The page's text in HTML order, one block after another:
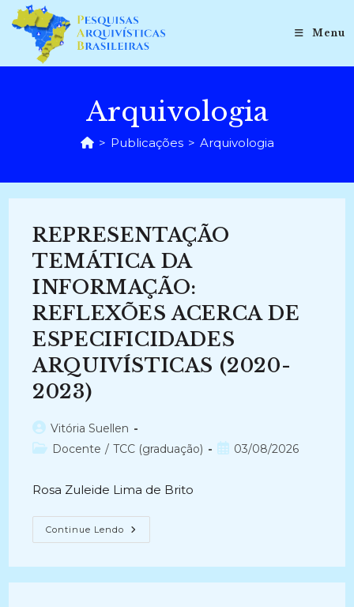
para
conteúdo
Menu
Arquivologia
> Publicações > Arquivologia
REPRESENTAÇÃO
TEMÁTICA DA
INFORMAÇÃO:
REFLEXÕES ACERCA DE
ESPECIFICIDADES
ARQUIVÍSTICAS (2020-
2023)
Autor
do
Vitória Suellen
Categoria
Docente / TCC (graduação)
Post03/08/2026
Rosa Zuleide Lima de Brito
Continue Lendo REPRESENTAÇÃO
TEMÁTICA
ACERCA